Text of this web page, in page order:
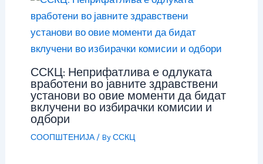
ССКЦ: Неприфатлива е одлуката
вработени во јавните здравствени
установи во овие моменти да бидат
вклучени во избирачки комисии и
одбори
СООПШТЕНИЈА/ ByССКЦ